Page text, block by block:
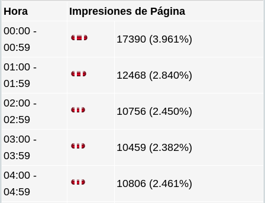
Hora
Impresiones de Página
00:00 -
00:59
17390 (3.961%)
01:00 -
01:59
12468 (2.840%)
02:00 -
02:59
10756 (2.450%)
03:00 -
03:59
10459 (2.382%)
04:00 -
04:59
10806 (2.461%)